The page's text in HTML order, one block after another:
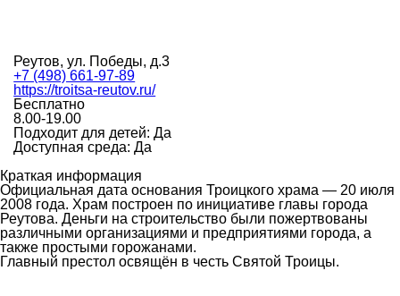
Реутов, ул. Победы, д.3
+7 (498) 661-97-89
https://troitsa-reutov.ru/
Бесплатно
8.00-19.00
Подходит для детей: Да
Доступная среда: Да
Краткая информация
Официальная дата основания Троицкого храма — 20 июля
2008 года. Храм построен по инициативе главы города
Реутова. Деньги на строительство были пожертвованы
различными организациями и предприятиями города, а
также простыми горожанами.
Главный престол освящён в честь Святой Троицы.